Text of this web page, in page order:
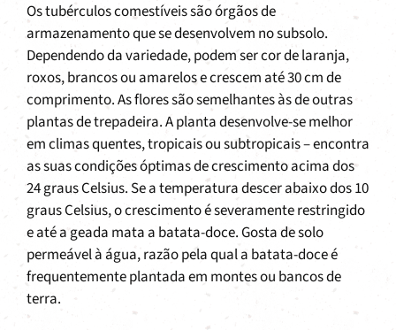
Os tubérculos comestíveis são órgãos de
armazenamento que se desenvolvem no subsolo.
Dependendo da variedade, podem ser cor de laranja,
roxos, brancos ou amarelos e crescem até 30 cm de
comprimento. As flores são semelhantes às de outras
plantas de trepadeira. A planta desenvolve-se melhor
em climas quentes, tropicais ou subtropicais – encontra
as suas condições óptimas de crescimento acima dos
24 graus Celsius. Se a temperatura descer abaixo dos 10
graus Celsius, o crescimento é severamente restringido
e até a geada mata a batata-doce. Gosta de solo
permeável à água, razão pela qual a batata-doce é
frequentemente plantada em montes ou bancos de
terra.